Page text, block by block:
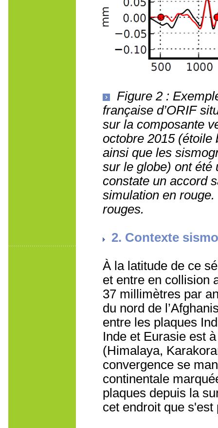
Figure 2 :
française d’ORIF
sur la composante
octobre 2015 (étoile
ainsi que les
sur le globe) ont été
constate un accord
simulation en
rouges.
2. Contexte
À la latitude de ce
et entre en collision
37 millimètres par
du nord de
entre les plaques
Inde et Eurasie est
(Himalaya,
convergence se
continentale
plaques depuis la
cet endroit que